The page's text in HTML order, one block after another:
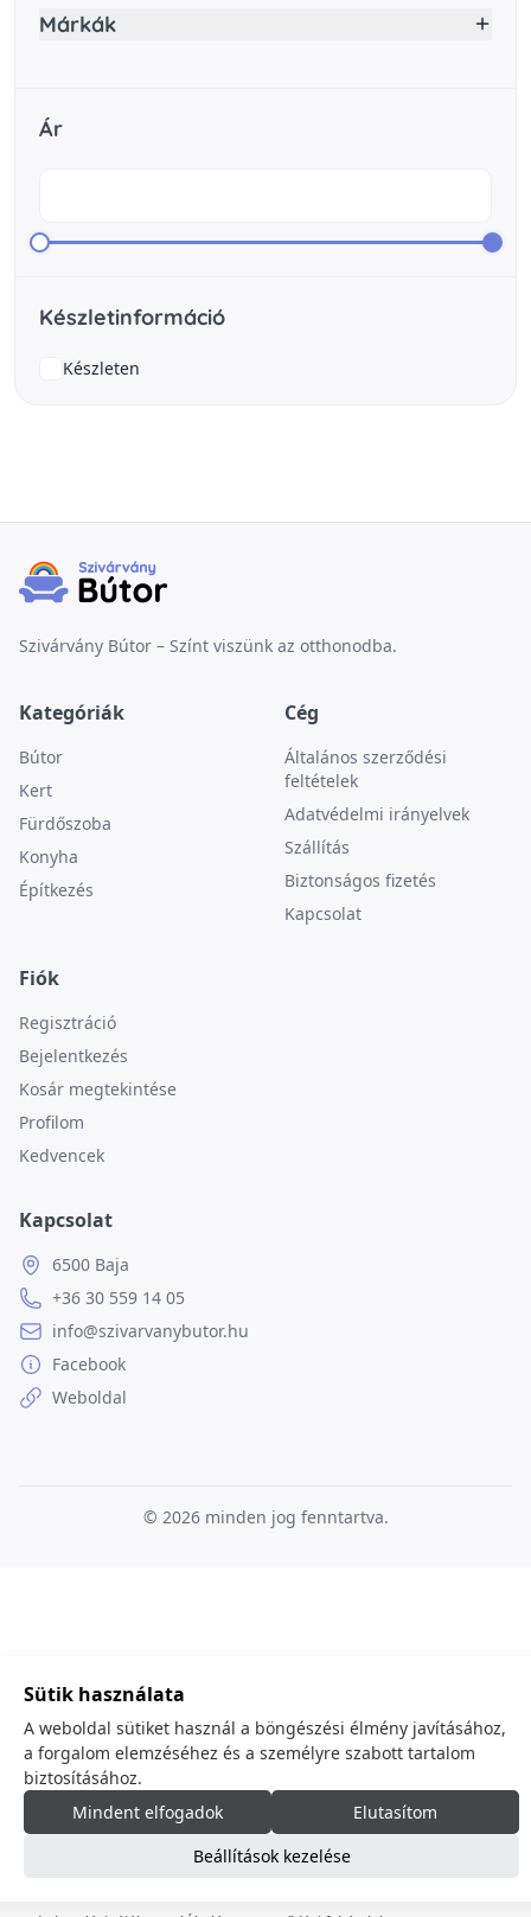
Márkák
Ár
Készletinformáció
Készleten
Szivárvány Bútor – Színt viszünk az otthonodba.
Kategóriák
Bútor
Kert
Fürdőszoba
Konyha
Építkezés
Cég
Általános szerződési
feltételek
Adatvédelmi irányelvek
Szállítás
Biztonságos fizetés
Kapcsolat
Fiók
Regisztráció
Bejelentkezés
Kosár megtekintése
Profilom
Kedvencek
Kapcsolat
6500 Baja
+36 30 559 14 05
info@szivarvanybutor.hu
Facebook
Weboldal
© 2026 minden jog fenntartva.
Sütik használata
A weboldal sütiket használ a böngészési élmény javításához,
a forgalom elemzéséhez és a személyre szabott tartalom
biztosításához.
Mindent elfogadok
Elutasítom
Beállítások kezelése